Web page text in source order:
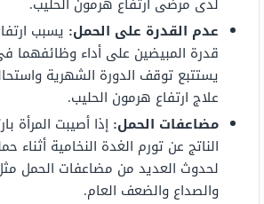
عدم القدرة على الحمل: يسبب
قدرة المبيضين على أداء وظائفهما
يستتبع توقف الدورة الشهرية
علاج ارتفاع هرمون الحليب.
مضاعفات الحمل: إذا أصيبت المرأة
الناتج عن تورم الغدة النخامية
لحدوث العديد من مضاعفات الحمل مثل
والصداع والضعف العام.